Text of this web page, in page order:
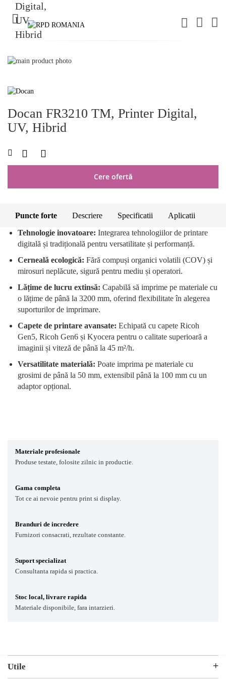
Skip
end
the
gallery
the
of
images
Docan FR3210 TM, Printer Digital,
UV, Hibrid
Cere ofertă
LISTA
Puncte forte Descriere Specificatii Aplicatii
Tehnologie inovatoare: Integrarea tehnologiilor de printare
digitală și tradițională pentru versatilitate și performanță.
Cerneală ecologică: Fără compuși organici volatili (COV) și
mirosuri neplăcute, sigură pentru mediu și operatori.
Lățime de lucru extinsă: Capabilă să imprime pe materiale cu
o lățime de până la 3200 mm, oferind flexibilitate în alegerea
suporturilor de imprimare.
Capete de printare avansate: Echipată cu capete Ricoh
Gen5, Ricoh Gen6 și Kyocera pentru o calitate superioară a
imaginii și viteză de până la 45 m²/h.
Versatilitate materială: Poate imprima pe materiale cu
grosimi de până la 50 mm, extensibil până la 100 mm cu un
adaptor opțional.
Materiale profesionale
Produse testate, folosite zilnic in productie.
Gama completa
Tot ce ai nevoie pentru print si display.
Branduri de incredere
Furnizori consacrati, rezultate constante.
Suport specializat
Consultanta rapida si practica.
Stoc local, livrare rapida
Materiale disponibile, fara intarzieri.
Utile